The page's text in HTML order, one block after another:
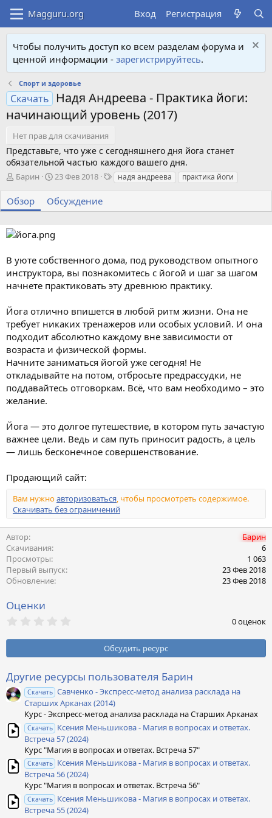
Вход Регистрация
Чтобы получить доступ ко всем разделам форума и
ценной информации - зарегистрируйтесь.
Спорт и здоровье
Скачать
Надя Андреева - Практика йоги:
начинающий уровень (2017)
Нет прав для скачивания
Представьте, что уже с сегодняшнего дня йога станет
обязательной частью каждого вашего дня.
А
т
о
Барин
Д
т
а
о
з
а
н
и
23 Фев 2018
Т
и
надя андреева практика йоги
Обзор Обсуждение
В уюте собственного дома, под руководством опытного
инструктора, вы познакомитесь с йогой и шаг за шагом
начнете практиковать эту древнюю практику.
Йога отлично впишется в любой ритм жизни. Она не
требует никаких тренажеров или особых условий. И она
подходит абсолютно каждому вне зависимости от
возраста и физической формы.
Начните заниматься йогой уже сегодня! Не
откладывайте на потом, отбросьте предрассудки, не
поддавайтесь отговоркам. Всё, что вам необходимо – это
желание.
Йога — это долгое путешествие, в котором путь зачастую
важнее цели. Ведь и сам путь приносит радость, а цель
— лишь бесконечное совершенствование.
Продающий сайт:
Вам нужноавторизоваться, чтобы просмотреть содержимое.
Скачивать без ограничений
Автор
Барин
Скачивания
6
Просмотры
1 063
Первый выпуск
23 Фев 2018
Обновление
23 Фев 2018
Оценки
0
з
ё
з
д
0 оценок
Обсудить ресурс
Другие ресурсы пользователя Барин
Скачать Савченко - Экспресс-метод анализа расклада на
Старших Арканах (2014)
Курс - Экспресс-метод анализа расклада на Старших Арканах
Скачать Ксения Меньшикова - Магия в вопросах и ответах.
Встреча 57 (2024)
Курс "Магия в вопросах и ответах. Встреча 57"
Скачать Ксения Меньшикова - Магия в вопросах и ответах.
Встреча 56 (2024)
Курс "Магия в вопросах и ответах. Встреча 56"
Скачать Ксения Меньшикова - Магия в вопросах и ответах.
Встреча 55 (2024)